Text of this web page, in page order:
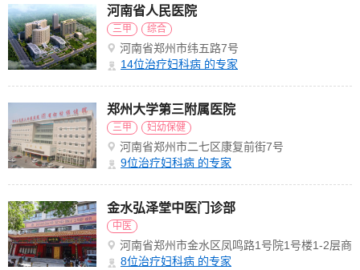
河南省人民医院
三甲 综合
河南省郑州市纬五路7号
14位治疗妇科病 的专家
郑州大学第三附属医院
三甲 妇幼保健
河南省郑州市二七区康复前街7号
9位治疗妇科病 的专家
金水弘泽堂中医门诊部
中医
河南省郑州市金水区凤鸣路1号院1号楼1-2层商
9号
8位治疗妇科病 的专家